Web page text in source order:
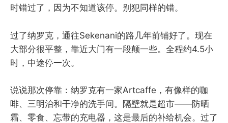
时错过了，因为不知道该停。别犯同样的错。
过了纳罗克，通往Sekenani的路几年前铺好了。现在
大部分很平整，靠近大门有一段颠一些。全程约4.5小
时，中途停一次。
说说那次停靠：纳罗克有一家Artcaffe，有像样的咖
啡、三明治和干净的洗手间。隔壁就是超市——防晒
霜、零食、忘带的充电器，这是最后的补给机会。过了